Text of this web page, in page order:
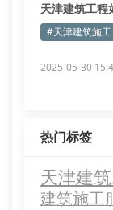
天津建筑工程
#天津建筑施工
2025-05-30
热门标签
天津建
建筑施工